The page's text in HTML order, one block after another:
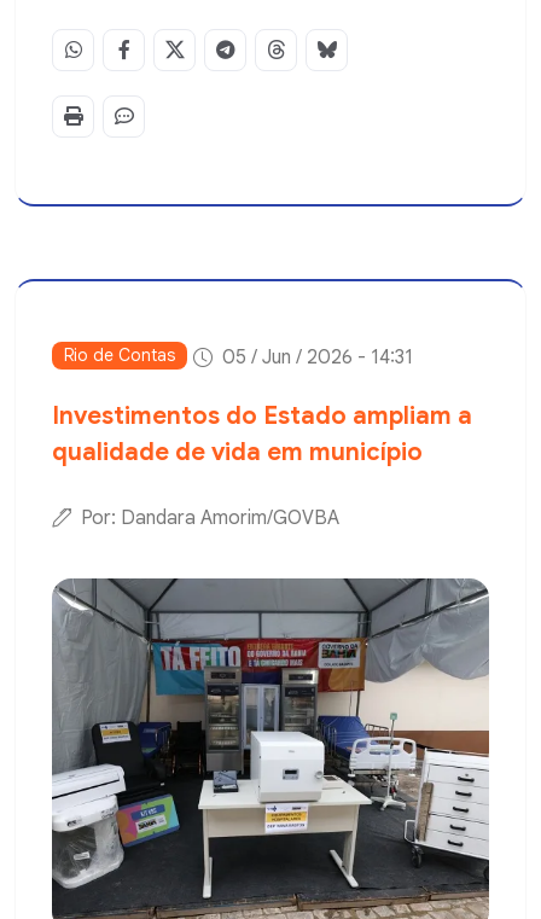
Rio de Contas 05 / Jun / 2026 - 14:31
Investimentos do Estado ampliam a
qualidade de vida em município
Por: Dandara Amorim/GOVBA